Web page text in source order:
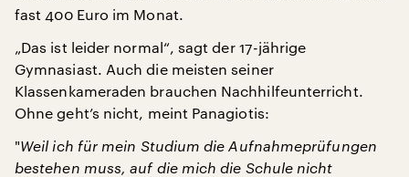
fast 400 Euro im Monat.
„Das ist leider normal“, sagt der 17-jährige
Gymnasiast. Auch die meisten seiner
Klassenkameraden brauchen Nachhilfeunterricht.
Ohne geht’s nicht, meint Panagiotis:
"Weil ich für mein Studium die Aufnahmeprüfungen
bestehen muss, auf die mich die Schule nicht